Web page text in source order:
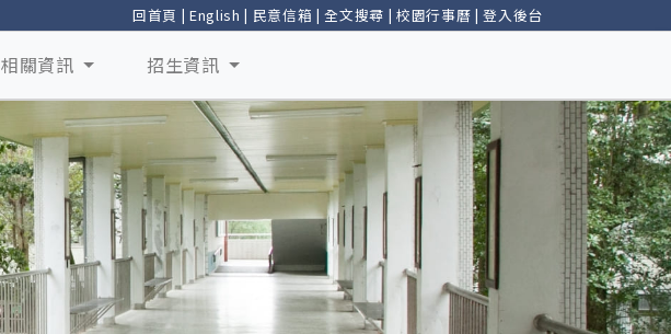
回首頁 | English | 民意信箱 |全文搜尋 | 校園行事曆 |登入後台
相關資訊 招生資訊